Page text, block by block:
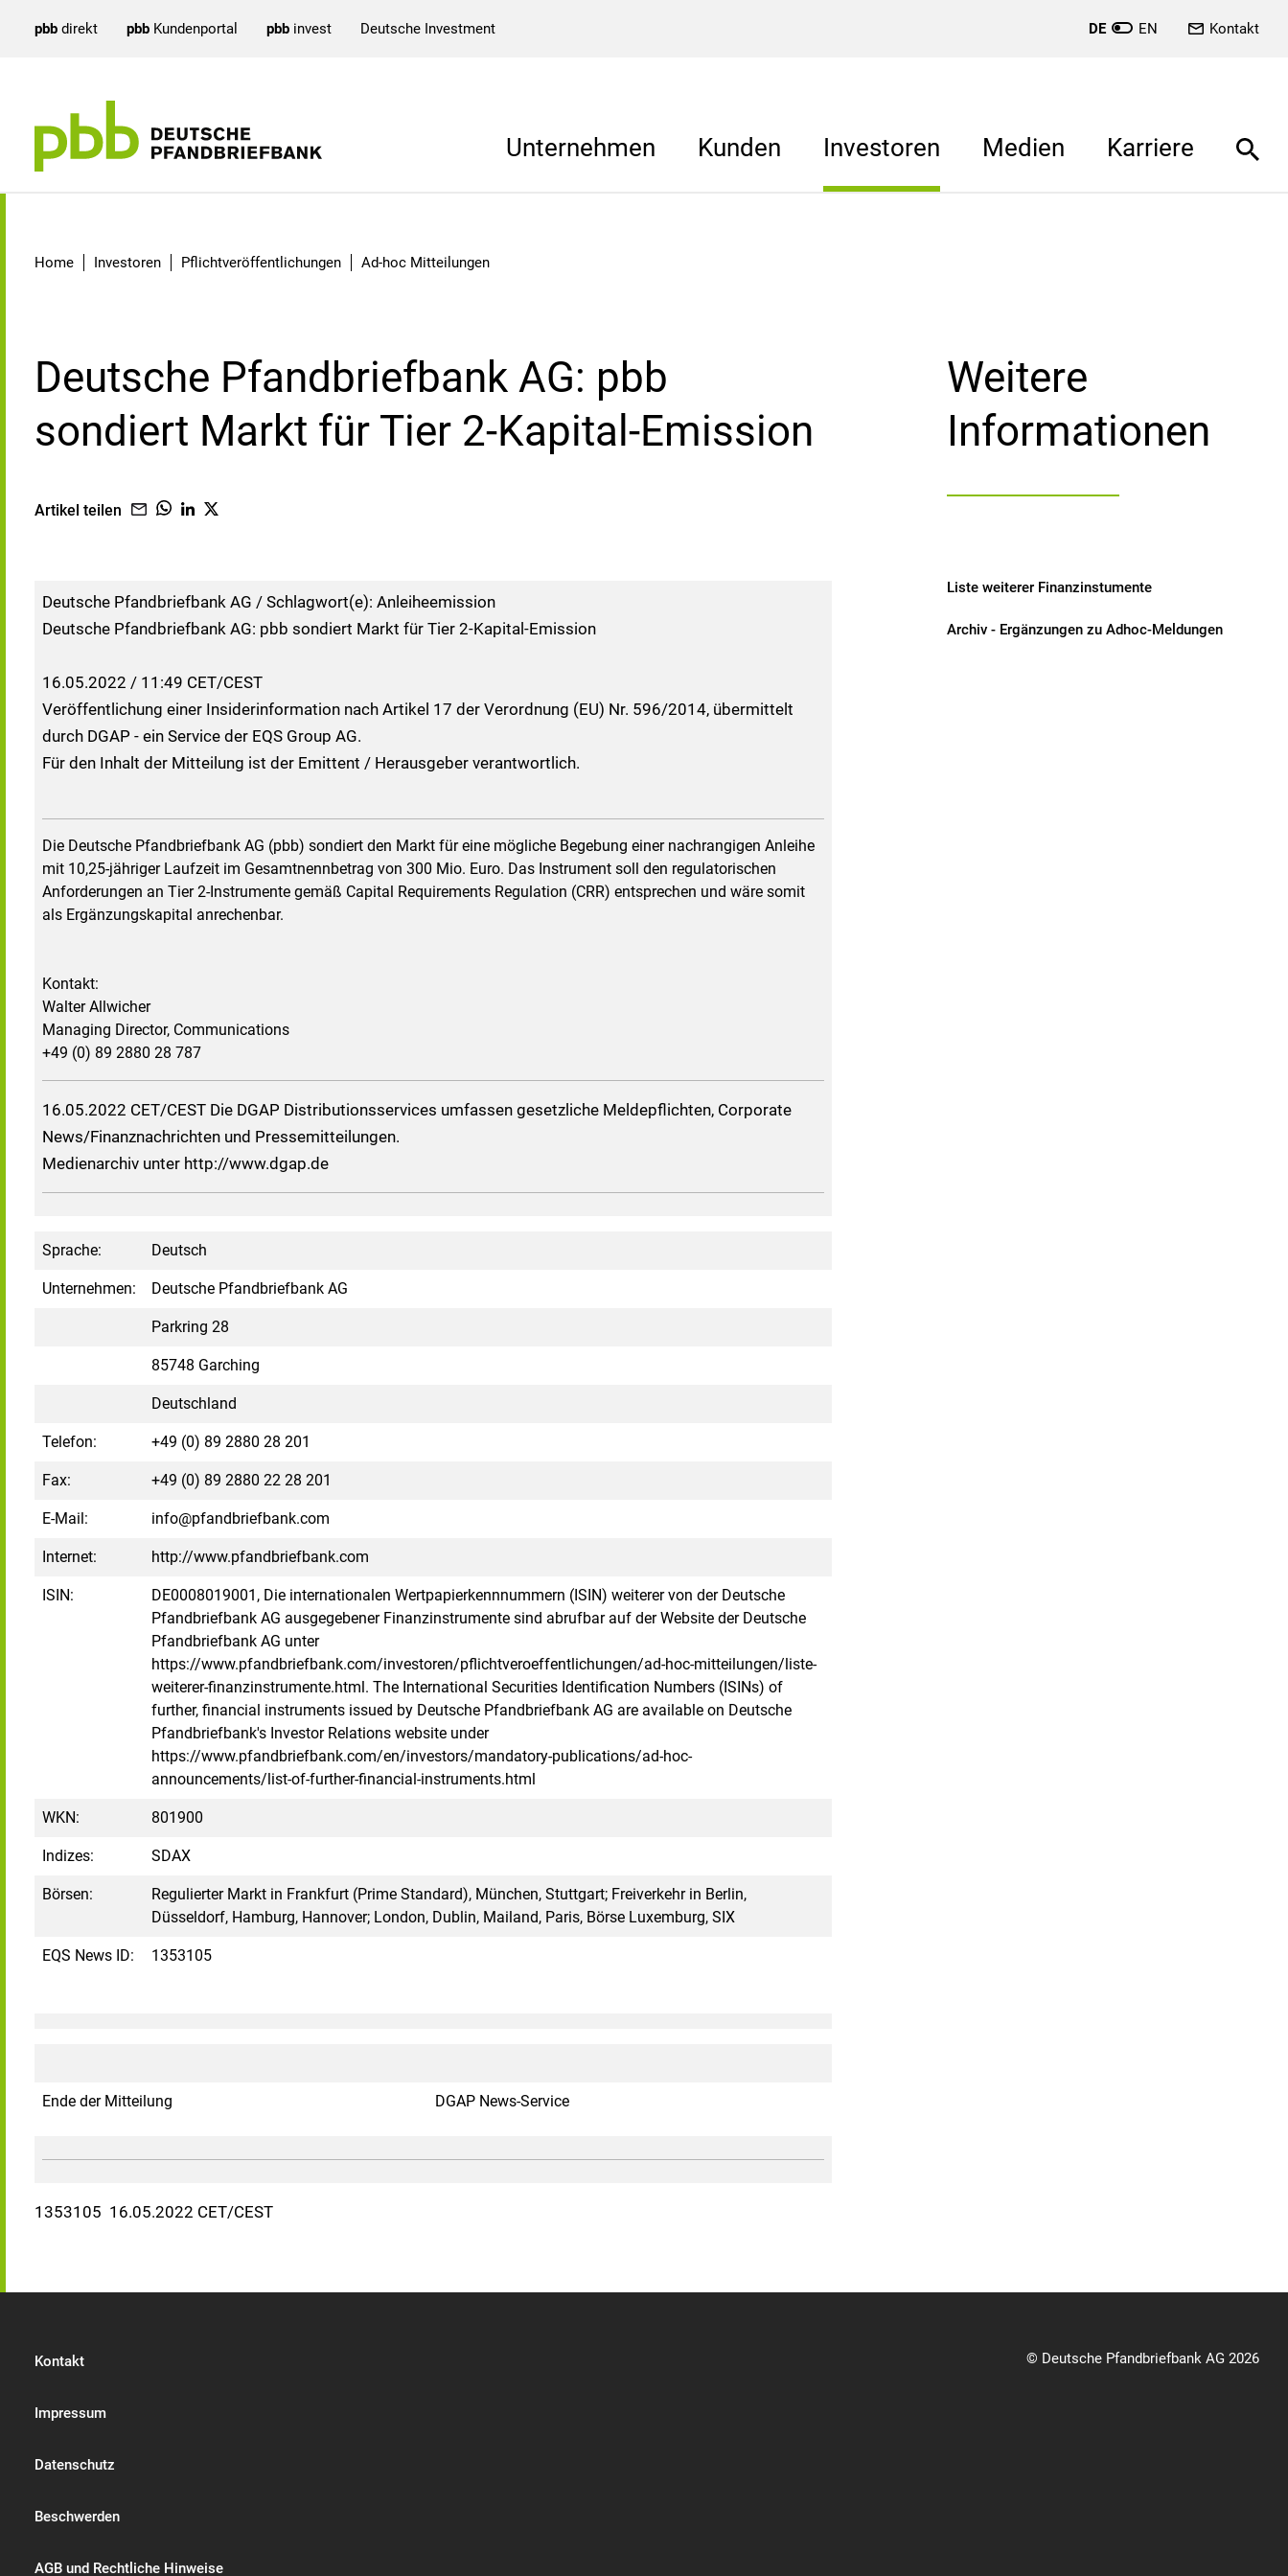
pbb direkt pbb Kundenportal pbb invest Deutsche Investment DE EN Kontakt
Unternehmen Kunden Investoren Medien Karriere
Home Investoren Pflichtveröffentlichungen Ad-hoc Mitteilungen
Deutsche Pfandbriefbank AG: pbb
sondiert Markt für Tier 2-Kapital-Emission
Artikel teilen
Deutsche Pfandbriefbank AG / Schlagwort(e): Anleiheemission
Deutsche Pfandbriefbank AG: pbb sondiert Markt für Tier 2-Kapital-Emission
16.05.2022 / 11:49 CET/CEST
Veröffentlichung einer Insiderinformation nach Artikel 17 der Verordnung (EU) Nr. 596/2014, übermittelt
durch DGAP - ein Service der EQS Group AG.
Für den Inhalt der Mitteilung ist der Emittent / Herausgeber verantwortlich.
Die Deutsche Pfandbriefbank AG (pbb) sondiert den Markt für eine mögliche Begebung einer nachrangigen Anleihe
mit 10,25-jähriger Laufzeit im Gesamtnennbetrag von 300 Mio. Euro. Das Instrument soll den regulatorischen
Anforderungen an Tier 2-Instrumente gemäß Capital Requirements Regulation (CRR) entsprechen und wäre somit
als Ergänzungskapital anrechenbar.
Kontakt:
Walter Allwicher
Managing Director, Communications
+49 (0) 89 2880 28 787
16.05.2022 CET/CEST Die DGAP Distributionsservices umfassen gesetzliche Meldepflichten, Corporate
News/Finanznachrichten und Pressemitteilungen.
Medienarchiv unter http://www.dgap.de
Sprache: Deutsch
Unternehmen: Deutsche Pfandbriefbank AG
Parkring 28
85748 Garching
Deutschland
Telefon: +49 (0) 89 2880 28 201
Fax: +49 (0) 89 2880 22 28 201
E-Mail: info@pfandbriefbank.com
Internet: http://www.pfandbriefbank.com
ISIN:
DE0008019001, Die internationalen Wertpapierkennnummern (ISIN) weiterer von der Deutsche
Pfandbriefbank AG ausgegebener Finanzinstrumente sind abrufbar auf der Website der Deutsche
Pfandbriefbank AG unter
https://www.pfandbriefbank.com/investoren/pflichtveroeffentlichungen/ad-hoc-mitteilungen/liste-
weiterer-finanzinstrumente.html. The International Securities Identification Numbers (ISINs) of
further, financial instruments issued by Deutsche Pfandbriefbank AG are available on Deutsche
Pfandbriefbank's Investor Relations website under
https://www.pfandbriefbank.com/en/investors/mandatory-publications/ad-hoc-
announcements/list-of-further-financial-instruments.html
WKN: 801900
Indizes: SDAX
Börsen:
Regulierter Markt in Frankfurt (Prime Standard), München, Stuttgart; Freiverkehr in Berlin,
Düsseldorf, Hamburg, Hannover; London, Dublin, Mailand, Paris, Börse Luxemburg, SIX
EQS News ID: 1353105
Ende der Mitteilung DGAP News-Service
1353105 16.05.2022 CET/CEST
Weitere
Informationen
Liste weiterer Finanzinstumente
Archiv - Ergänzungen zu Adhoc-Meldungen
Kontakt
Impressum
Datenschutz
Beschwerden
AGB und Rechtliche Hinweise
© Deutsche Pfandbriefbank AG 2026